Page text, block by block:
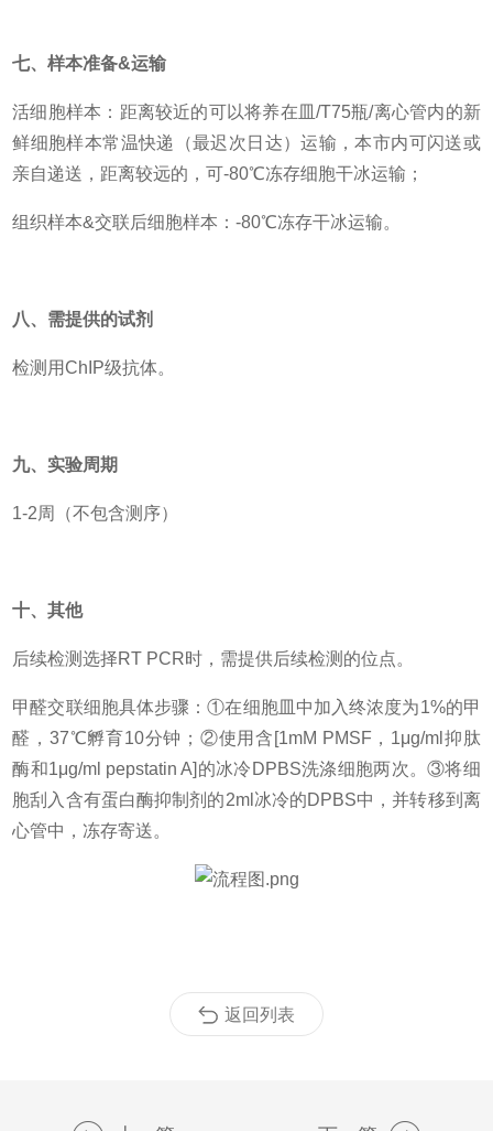
七、样本准备&运输
活细胞样本：距离较近的可以将养在皿/T75瓶/离心管内的新
鲜细胞样本常温快递（最迟次日达）运输，本市内可闪送或
亲自递送，距离较远的，可-80℃冻存细胞干冰运输；
组织样本&交联后细胞样本：-80℃冻存干冰运输。
八、需提供的试剂
检测用ChIP级抗体。
九、实验周期
1-2周（不包含测序）
十、其他
后续检测选择RT PCR时，需提供后续检测的位点。
甲醛交联细胞具体步骤：①在细胞皿中加入终浓度为1%的甲
醛，37℃孵育10分钟；②使用含[1mM PMSF，1μg/ml抑肽
酶和1μg/ml pepstatin A]的冰冷DPBS洗涤细胞两次。③将细
胞刮入含有蛋白酶抑制剂的2ml冰冷的DPBS中，并转移到离
心管中，冻存寄送。
返回列表